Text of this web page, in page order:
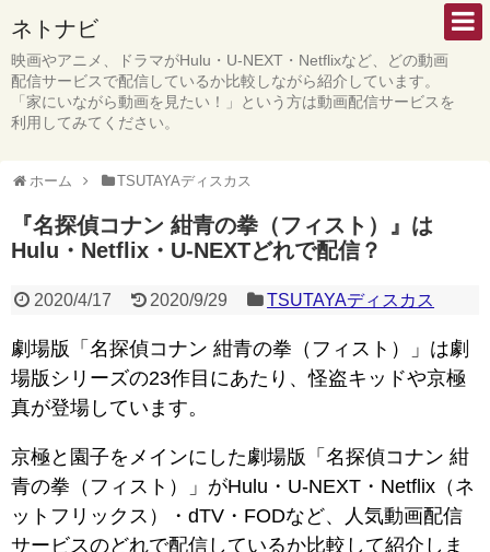
ネトナビ
映画やアニメ、ドラマがHulu・U-NEXT・Netflixなど、どの動画
配信サービスで配信しているか比較しながら紹介しています。
「家にいながら動画を見たい！」という方は動画配信サービスを
利用してみてください。
ホーム TSUTAYAディスカス
『名探偵コナン 紺青の拳（フィスト）』は
Hulu・Netflix・U-NEXTどれで配信？
2020/4/17 2020/9/29 TSUTAYAディスカス
劇場版「名探偵コナン 紺青の拳（フィスト）」は劇
場版シリーズの23作目にあたり、怪盗キッドや京極
真が登場しています。
京極と園子をメインにした劇場版「名探偵コナン 紺
青の拳（フィスト）」がHulu・U-NEXT・Netflix（ネ
ットフリックス）・dTV・FODなど、人気動画配信
サービスのどれで配信しているか比較して紹介しま